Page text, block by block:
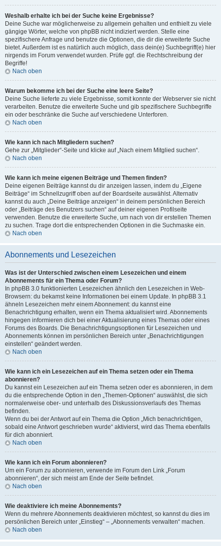
Weshalb erhalte ich bei der Suche keine Ergebnisse?
Deine Suche war möglicherweise zu allgemein gehalten und enthielt zu viele
gängige Wörter, welche von phpBB nicht indiziert werden. Stelle eine
spezifischere Anfrage und benutze die Optionen, die dir die erweiterte Suche
bietet. Außerdem ist es natürlich auch möglich, dass dein(e) Suchbegriff(e) hier
nirgends im Forum verwendet wurden. Prüfe ggf. die Rechtschreibung der
Begriffe!
Nach oben
Warum bekomme ich bei der Suche eine leere Seite?
Deine Suche lieferte zu viele Ergebnisse, somit konnte der Webserver sie nicht
verarbeiten. Benutze die erweiterte Suche und gib spezifischere Suchbegriffe
ein oder beschränke die Suche auf verschiedene Unterforen.
Nach oben
Wie kann ich nach Mitgliedern suchen?
Gehe zur „Mitglieder“-Seite und klicke auf „Nach einem Mitglied suchen“.
Nach oben
Wie kann ich meine eigenen Beiträge und Themen finden?
Deine eigenen Beiträge kannst du dir anzeigen lassen, indem du „Eigene
Beiträge“ im Schnellzugriff oben auf der Boardseite auswählst. Alternativ
kannst du auch „Deine Beiträge anzeigen“ in deinem persönlichen Bereich
oder „Beiträge des Benutzers suchen“ auf deiner eigenen Profilseite
verwenden. Benutze die erweiterte Suche, um nach von dir erstellen Themen
zu suchen. Trage dort die entsprechenden Optionen in die Suchmaske ein.
Nach oben
Abonnements und Lesezeichen
Was ist der Unterschied zwischen einem Lesezeichen und einem
Abonnements für ein Thema oder Forum?
In phpBB 3.0 funktionierten Lesezeichen ähnlich den Lesezeichen in Web-
Browsern: du bekamst keine Informationen bei einem Update. In phpBB 3.1
ähneln Lesezeichen mehr einem Abonnement: du kannst eine
Benachrichtigung erhalten, wenn ein Thema aktualisiert wird. Abonnements
hingegen informieren dich bei einer Aktualisierung eines Themas oder eines
Forums des Boards. Die Benachrichtigungsoptionen für Lesezeichen und
Abonnements können im persönlichen Bereich unter „Benachrichtigungen
einstellen“ geändert werden.
Nach oben
Wie kann ich ein Lesezeichen auf ein Thema setzen oder ein Thema
abonnieren?
Du kannst ein Lesezeichen auf ein Thema setzen oder es abonnieren, in dem
du die entsprechende Option in den „Themen-Optionen“ auswählst, die sich
normalerweise ober- und unterhalb des Diskussionsverlaufs des Themas
befinden.
Wenn du bei der Antwort auf ein Thema die Option „Mich benachrichtigen,
sobald eine Antwort geschrieben wurde“ aktivierst, wird das Thema ebenfalls
für dich abonniert.
Nach oben
Wie kann ich ein Forum abonnieren?
Um ein Forum zu abonnieren, verwende im Forum den Link „Forum
abonnieren“, der sich meist am Ende der Seite befindet.
Nach oben
Wie deaktiviere ich meine Abonnements?
Wenn du mehrere Abonnements deaktivieren möchtest, so kannst du dies im
persönlichen Bereich unter „Einstieg“ – „Abonnements verwalten“ machen.
Nach oben